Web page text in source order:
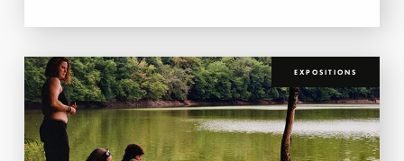
EXPOSITIONS